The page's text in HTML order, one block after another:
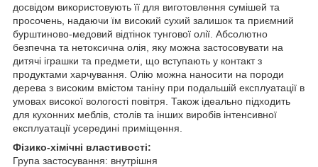
досвідом використовують її для виготовлення сумішей та
просочень, надаючи їм високий сухий залишок та приємний
бурштиново-медовий відтінок тунгової олії. Абсолютно
безпечна та нетоксична олія, яку можна застосовувати на
дитячі іграшки та предмети, що вступають у контакт з
продуктами харчування. Олію можна наносити на породи
дерева з високим вмістом таніну при подальшій експлуатації в
умовах високої вологості повітря. Також ідеально підходить
для кухонних меблів, столів та інших виробів інтенсивної
експлуатації усередині приміщення.
Фізико-хімічні властивості:
Група застосування: внутрішня